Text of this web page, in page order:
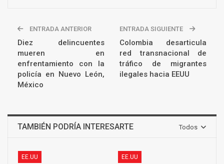
ENTRADA ANTERIOR
Diez delincuentes
mueren en
enfrentamiento con la
policía en Nuevo León,
México
ENTRADA SIGUIENTE
Colombia desarticula
red transnacional de
tráfico de migrantes
ilegales hacia EEUU
Todos
TAMBIÉN PODRÍA INTERESARTE
EE.UU EE.UU